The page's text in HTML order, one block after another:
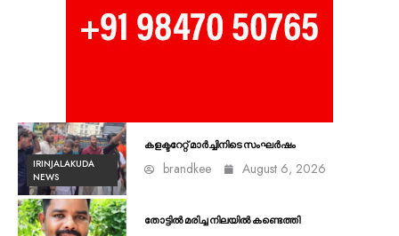
IRINJALAKUDA
NEWS
കളക്ടറേറ്റ് മാർച്ചിനിടെ സംഘർഷം
brandkee August 6, 2026
തോട്ടിൽ മരിച്ച നിലയിൽ കണ്ടെത്തി